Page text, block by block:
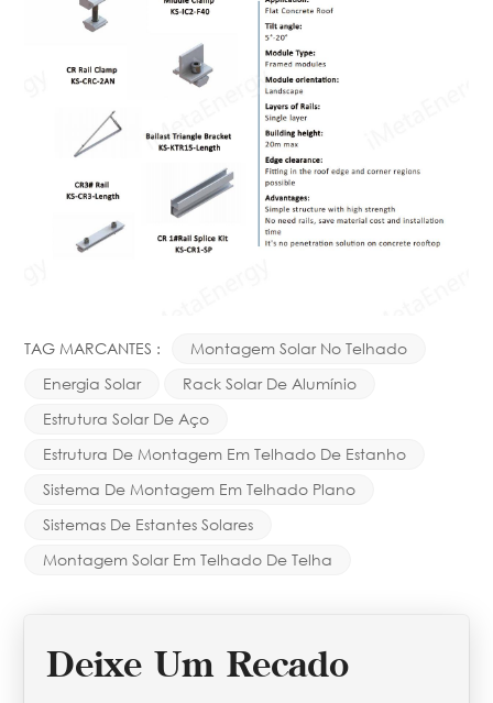
TAG MARCANTES :
Montagem Solar No Telhado
Energia Solar
Rack Solar De Alumínio
Estrutura Solar De Aço
Estrutura De Montagem Em Telhado De Estanho
Sistema De Montagem Em Telhado Plano
Sistemas De Estantes Solares
Montagem Solar Em Telhado De Telha
Deixe Um Recado